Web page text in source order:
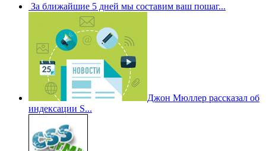
За ближайшие 5 дней мы составим ваш пошаг...
Джон Мюллер рассказал об
индексации S...